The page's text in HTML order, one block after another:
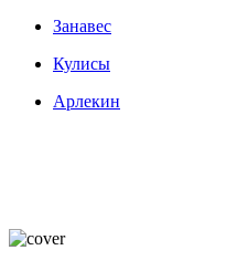
Занавес
Кулисы
Арлекин